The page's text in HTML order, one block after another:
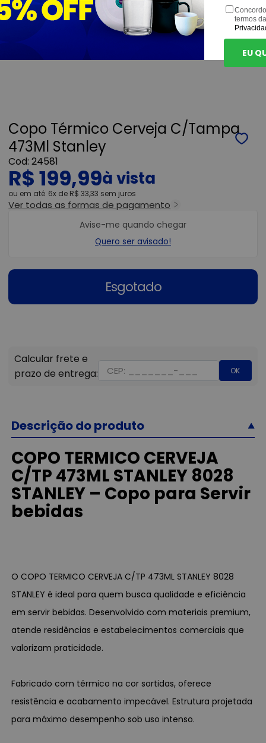
Copo Térmico Cerveja C/Tampa
473Ml Stanley
24581
R$ 199,99
ou 6x de R$ 33,33 sem juros
Ver todas as formas de pagamento
Esgotado
Avise-me quando chegar
Quero ser avisado!
OK
Descrição do produto
COPO TERMICO CERVEJA
C/TP 473ML STANLEY 8028
STANLEY – Copo para Servir
bebidas
O COPO TERMICO CERVEJA C/TP 473ML STANLEY 8028
STANLEY é ideal para quem busca qualidade e eficiência
em servir bebidas. Desenvolvido com materiais premium,
atende residências e estabelecimentos comerciais que
valorizam praticidade.
Fabricado com térmico na cor sortidas, oferece
resistência e acabamento impecável. Estrutura projetada
para máximo desempenho sob uso intenso.
termos
EU